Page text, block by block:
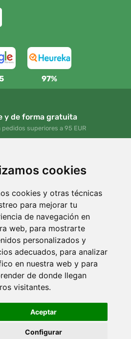
cookies
cookies y otras técnicas
para mejorar tu
de navegación en
web, para mostrarte
personalizados y
adecuados, para analizar
en nuestra web y para
de donde llegan
visitantes.
Aceptar
Configurar
97%
y de forma gratuita
superiores a 95 EUR
gratuitos
su pedido en cualquier momento
un árbol. Leer más